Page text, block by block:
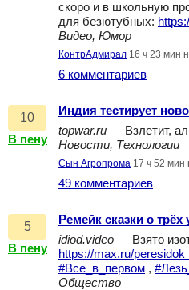
скоро и в школьную
для безютубных:
Видео, Юмор
КонтрАдмирал 16 ч 23 мин
6 комментариев
10
В пену
Индия тестирует
topwar.ru — Взлетит,
Новости, Технологии
Сын Агропрома 17 ч 52 мин
49 комментариев
5
В пену
Ремейк сказки о трёх
idiod.video — Взято
https://max.ru/
#Все_в_первом ,
Общество